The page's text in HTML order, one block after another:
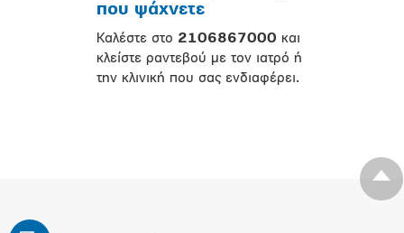
που ψάχνετε
Καλέστε στο 2106867000 και
κλείστε ραντεβού με τον ιατρό ή
την κλινική που σας ενδιαφέρει.